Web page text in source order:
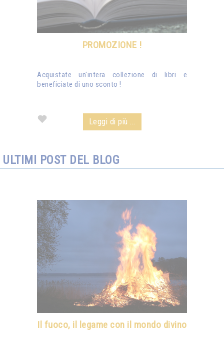
PROMOZIONE !
Acquistate un'intera collezione di libri e
beneficiate di uno sconto !
Leggi di più ...
ULTIMI POST DEL BLOG
Il fuoco, il legame con il mondo divino